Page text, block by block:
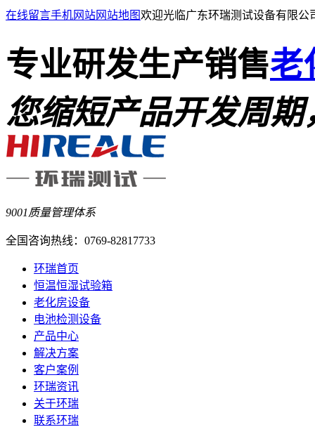
在线留言手机网站网站地图欢迎光临广东环瑞测试设备有限公
专业研发生产销售老
您缩短产品开发周
9001质量管理体系
全国咨询热线： 0769-82817733
环瑞首页
恒温恒湿试验箱
老化房设备
电池检测设备
产品中心
解决方案
客户案例
环瑞资讯
关于环瑞
联系环瑞